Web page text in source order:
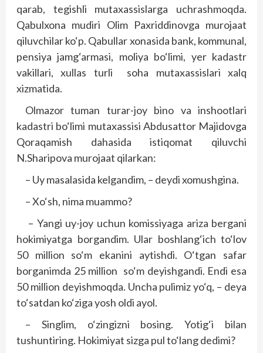
qarab, tegishli mutaxassislarga uchrashmoqda.
Qabulxona mudiri Olim Paxriddinovga murojaat
qiluvchilar ko‘p. Qabullar xonasida bank, kommunal,
pensiya jamg‘armasi, moliya bo‘limi, yer kadastr
vakillari, xullas turli soha mutaxassislari xalq
xizmatida.
Olmazor tuman turar-joy bino va inshootlari
kadastri bo‘limi mutaxassisi Abdusattor Majidovga
Qoraqamish dahasida istiqomat qiluvchi
N.Sharipova murojaat qilarkan:
– Uy masalasida kelgandim, – deydi xomushgina.
– Xo‘sh, nima muammo?
– Yangi uy-joy uchun komissiyaga ariza bergani
hokimiyatga borgandim. Ular boshlang‘ich to‘lov
50 million so‘m ekanini aytishdi. O‘tgan safar
borganimda 25 million so‘m deyishgandi. Endi esa
50 million deyishmoqda. Uncha pulimiz yo‘q, – deya
to‘satdan ko‘ziga yosh oldi ayol.
– Singlim, o‘zingizni bosing. Yotig‘i bilan
tushuntiring. Hokimiyat sizga pul to‘lang dedimi?